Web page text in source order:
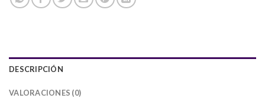
DESCRIPCIÓN
VALORACIONES (0)